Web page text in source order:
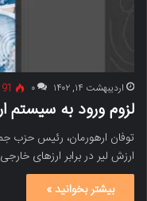
اردیبهشت ۱۴, ۱۴۰۲ ۰
لزوم ورود به سیستم
توفان ارهورمان، رئیس حزب
ارزش لیر در برابر ارزهای
بیشتر بخوانید »